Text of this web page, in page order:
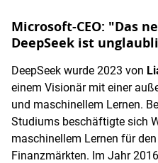
Microsoft-CEO: "Das
DeepSeek ist
DeepSeek wurde 2023 von
einem Visionär mit einer
und maschinellem Lernen.
Studiums beschäftigte sich
maschinellem Lernen für
Finanzmärkten. Im Jahr